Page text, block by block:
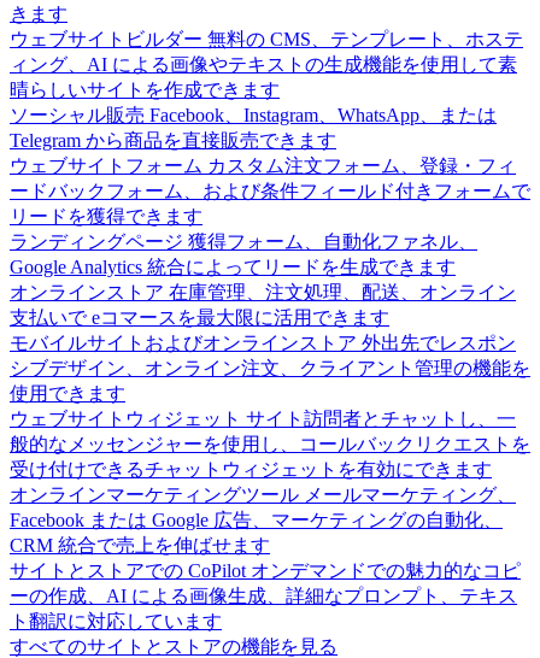
きます
ウェブサイトビルダー 無料の CMS、テンプレート、ホステ
ィング、AI による画像やテキストの生成機能を使用して素
晴らしいサイトを作成できます
ソーシャル販売 Facebook、Instagram、WhatsApp、または
Telegram から商品を直接販売できます
ウェブサイトフォーム カスタム注文フォーム、登録・フィ
ードバックフォーム、および条件フィールド付きフォームで
リードを獲得できます
ランディングページ 獲得フォーム、自動化ファネル、
Google Analytics 統合によってリードを生成できます
オンラインストア 在庫管理、注文処理、配送、オンライン
支払いで eコマースを最大限に活用できます
モバイルサイトおよびオンラインストア 外出先でレスポン
シブデザイン、オンライン注文、クライアント管理の機能を
使用できます
ウェブサイトウィジェット サイト訪問者とチャットし、一
般的なメッセンジャーを使用し、コールバックリクエストを
受け付けできるチャットウィジェットを有効にできます
オンラインマーケティングツール メールマーケティング、
Facebook または Google 広告、マーケティングの自動化、
CRM 統合で売上を伸ばせます
サイトとストアでの CoPilot オンデマンドでの魅力的なコピ
ーの作成、AI による画像生成、詳細なプロンプト、テキス
ト翻訳に対応しています
すべてのサイトとストアの機能を見る